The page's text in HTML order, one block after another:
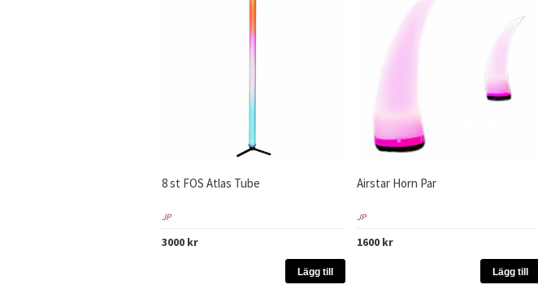
8 st FOS Atlas Tube
JP
3000 kr
Lägg till
Airstar Horn Par
JP
1600 kr
Lägg till